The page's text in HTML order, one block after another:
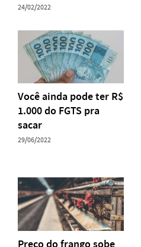
24/02/2022
Você ainda pode ter R$
1.000 do FGTS pra
sacar
29/06/2022
Preço do frango sobe